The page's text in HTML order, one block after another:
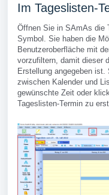
Im Tageslisten-
Öffnen Sie in SAmAs die
Symbol. Sie haben die
Benutzeroberfläche mit
vorzufiltern, damit dieser
Erstellung angegeben ist.
zwischen Kalender und
gewünschte Zeit oder
Tageslisten-Termin zu